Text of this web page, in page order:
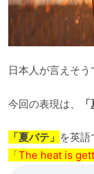
日本人が言えそう
今回の表現は、
「夏バテ」 を英語
「The heat is